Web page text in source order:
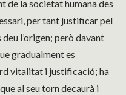
de la societat humana des
per tant justificar pel
l’origen; però davant
gradualment es
vitalitat i justificació; ha
al seu torn decaurà i